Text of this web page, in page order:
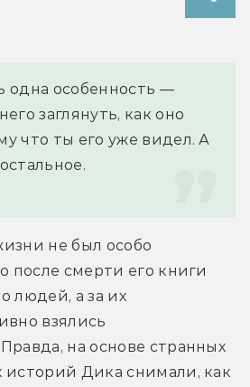
одна особенность —
заглянуть, как оно
что ты его уже видел. А
не был особо
после смерти его книги
людей, а за их
взялись
на основе странных
историй Дика снимали, как